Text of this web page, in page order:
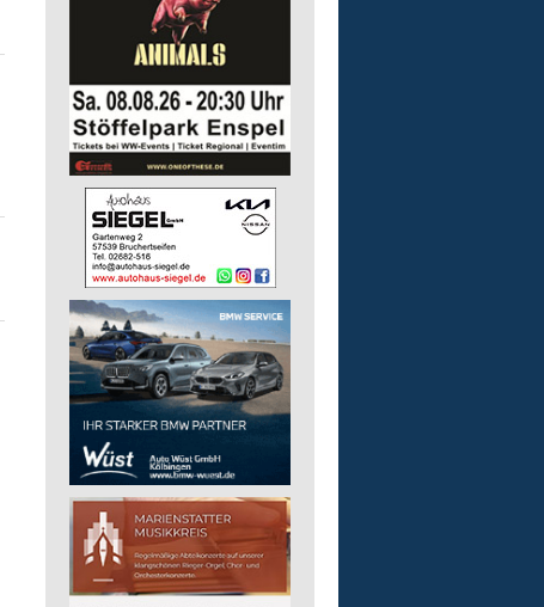
pädagogische
in Vollzeit
Lebenshilfe im Landkreis
57518 Alsdorf